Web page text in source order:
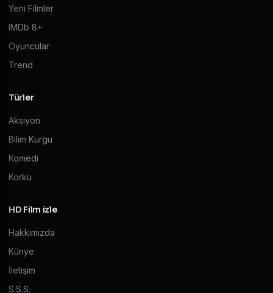
Yeni Filmler
IMDb 8+
Oyuncular
Trend
Türler
Aksiyon
Bilim Kurgu
Komedi
Korku
HD Film izle
Hakkımızda
Künye
İletişim
S.S.S.